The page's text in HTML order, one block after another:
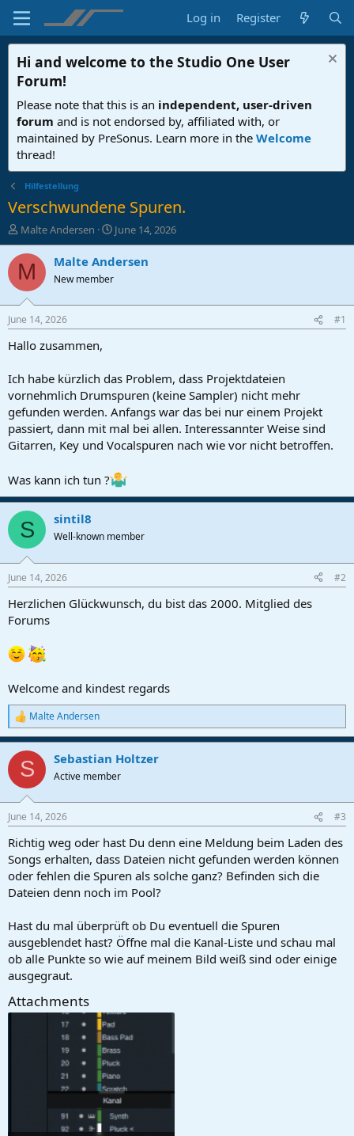
Log in Register
Hi and welcome to the Studio One User
Forum!
Please note that this is an independent, user-driven
forum and is not endorsed by, affiliated with, or
maintained by PreSonus. Learn more in the Welcome
thread!
Hilfestellung
Verschwundene Spuren.
T
h
r
e
d
t
a
e
r
Malte Andersen
S
t
a
t
June 14, 2026
M Malte Andersen
New member
June 14, 2026 #1
Hallo zusammen,
Ich habe kürzlich das Problem, dass Projektdateien
vornehmlich Drumspuren (keine Sampler) nicht mehr
gefunden werden. Anfangs war das bei nur einem Projekt
passiert, dann mit mal bei allen. Interessannter Weise sind
Gitarren, Key und Vocalspuren nach wie vor nicht betroffen.
Was kann ich tun ?
S sintil8
Well-known member
June 14, 2026 #2
Herzlichen Glückwunsch, du bist das 2000. Mitglied des
Forums
Welcome and kindest regards
R
e
a
c
i
s
Malte Andersen
S Sebastian Holtzer
Active member
June 14, 2026 #3
Richtig weg oder hast Du denn eine Meldung beim Laden des
Songs erhalten, dass Dateien nicht gefunden werden können
oder fehlen die Spuren als solche ganz? Befinden sich die
Dateien denn noch im Pool?
Hast du mal überprüft ob Du eventuell die Spuren
ausgeblendet hast? Öffne mal die Kanal-Liste und schau mal
ob alle Punkte so wie auf meinem Bild weiß sind oder einige
ausgegraut.
Attachments